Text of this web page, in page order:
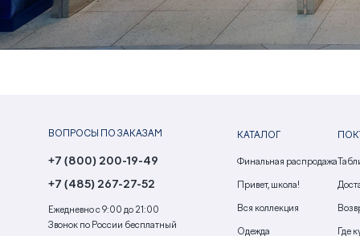
ВОПРОСЫ ПО ЗАКАЗАМ
+7 (800) 200-19-49
+7 (485) 267-27-52
Ежедневно с 9:00 до 21:00
Звонок по России бесплатный
КАТАЛОГ
Финальная распродажа
Привет, школа!
Вся коллекция
Одежда Где